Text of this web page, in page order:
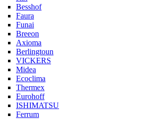
Besshof
Faura
Funai
Breeon
Axioma
Berlingtoun
VICKERS
Midea
Ecoclima
Thermex
Eurohoff
ISHIMATSU
Ferrum